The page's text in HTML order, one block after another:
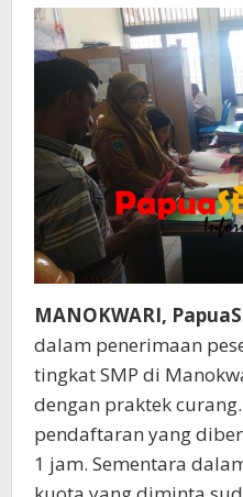
MANOKWARI,
dalam penerimaan
tingkat SMP di
dengan praktek
pendaftaran yang
1 jam. Sementara